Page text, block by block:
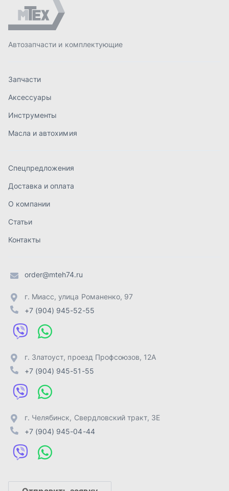
Спецпредложения
Доставка и оплата
Контакты
order@mteh74.ru
+7 (904) 945-52-55
г. Златоуст
г. Челябинск
+7 (904) 945-04-44
Отправить заявку
ИП Лахтачёв О.В.
Разработка -